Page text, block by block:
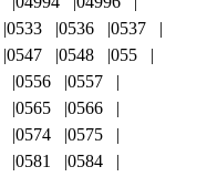
0533 0536
0537
0547 0548
055
0556
0557
0565
0566
0574
0575
0581
0584